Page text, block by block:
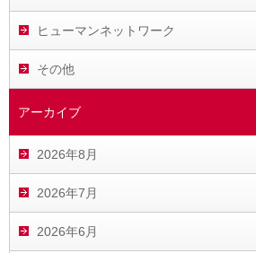
ヒューマンネットワーク
その他
アーカイブ
2026年8月
2026年7月
2026年6月